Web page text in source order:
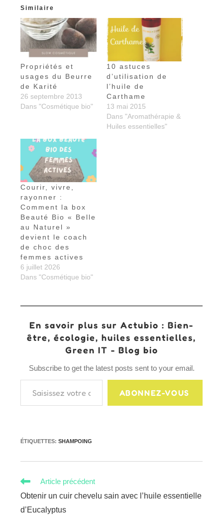
Similaire
Propriétés et
usages du Beurre
de Karité
26 septembre 2013
Dans "Cosmétique bio"
10 astuces
d’utilisation de
l’huile de
Carthame
13 mai 2015
Dans "Aromathérapie &
Huiles essentielles"
Courir, vivre,
rayonner :
Comment la box
Beauté Bio « Belle
au Naturel »
devient le coach
de choc des
femmes actives
6 juillet 2026
Dans "Cosmétique bio"
En savoir plus sur Actubio : Bien-
être, écologie, huiles essentielles,
Green IT - Blog bio
Subscribe to get the latest posts sent to your email.
Saisissez votre adresse e-mail…
ABONNEZ-VOUS
ÉTIQUETTES:SHAMPOING
Read
more
articles
Article précédent
Obtenir un cuir chevelu sain avec l’huile essentielle
d’Eucalyptus